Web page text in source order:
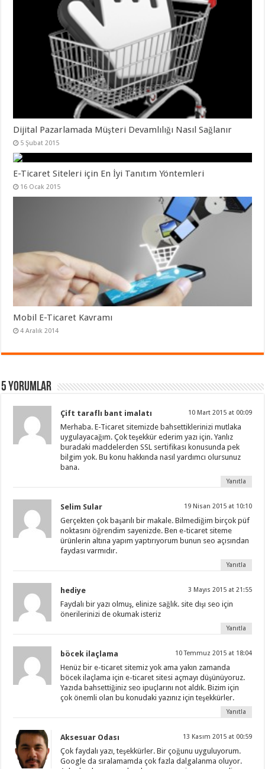
Dijital Pazarlamada Müşteri Devamlılığı Nasıl Sağlanır
5 Şubat 2015
E-Ticaret Siteleri için En İyi Tanıtım Yöntemleri
16 Ocak 2015
Mobil E-Ticaret Kavramı
4 Aralık 2014
5 Yorumlar
Çift taraflı bant imalatı 10 Mart 2015 at 00:09
Merhaba. E-Ticaret sitemizde bahsettiklerinizi mutlaka
uygulayacağım. Çok teşekkür ederim yazı için. Yanlız
buradaki maddelerden SSL sertifikası konusunda pek
bilgim yok. Bu konu hakkında nasıl yardımcı olursunuz
bana.
Yanıtla
Selim Sular 19 Nisan 2015 at 10:10
Gerçekten çok başarılı bir makale. Bilmediğim birçok püf
noktasını öğrendim sayenizde. Ben e-ticaret siteme
ürünlerin altına yapım yaptırıyorum bunun seo açısından
faydası varmıdır.
Yanıtla
hediye 3 Mayıs 2015 at 21:55
Faydalı bir yazı olmuş, elinize sağlık. site dışı seo için
önerilerinizi de okumak isteriz
Yanıtla
böcek ilaçlama 10 Temmuz 2015 at 18:04
Henüz bir e-ticaret sitemiz yok ama yakın zamanda
böcek ilaçlama için e-ticaret sitesi açmayı düşünüyoruz.
Yazıda bahsettiğiniz seo ipuçlarını not aldık. Bizim için
çok önemli olan bu konudaki yazınız için teşekkürler.
Yanıtla
Aksesuar Odası 13 Kasım 2015 at 00:59
Çok faydalı yazı, teşekkürler. Bir çoğunu uyguluyorum.
Google da sıralamamda çok fazla dalgalanma oluyor.